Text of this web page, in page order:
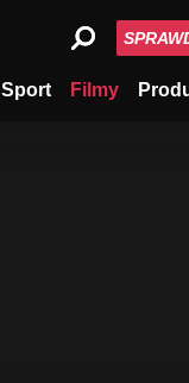
Sport Filmy